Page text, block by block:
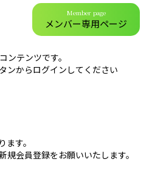
Member page
メンバー専用ページ
ンテンツです。
ンからログインしてください
す。
会員登録をお願いいたします。